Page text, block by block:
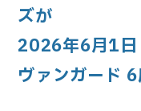
ズが
2026年6月1日
ヴァンガード